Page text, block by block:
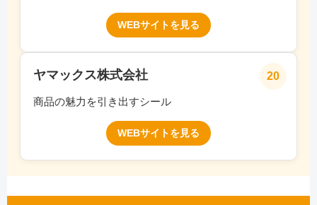
WEBサイトを見る
20
ヤマックス株式会社
商品の魅力を引き出すシール
WEBサイトを見る